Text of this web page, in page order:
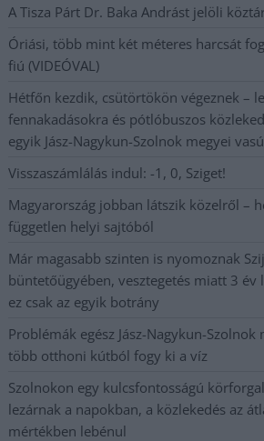
A Tisza Párt Dr. Baka Andrást jelöli
Óriási, több mint két méteres harcsát
fiú (VIDEÓVAL)
Hétfőn kezdik, csütörtökön végeznek –
fennakadásokra és pótlóbuszos
egyik Jász-Nagykun-Szolnok megyei
Visszaszámlálás indul: -1, 0, Sziget!
Magyarország jobban látszik közelről –
független helyi sajtóból
Már magasabb szinten is nyomoznak
büntetőügyében, vesztegetés miatt 3 év
ez csak az egyik botrány
Problémák egész Jász-Nagykun-Szolnok
több otthoni kútból fogy ki a víz
Szolnokon egy kulcsfontosságú
lezárnak a napokban, a közlekedés az
mértékben lebénul